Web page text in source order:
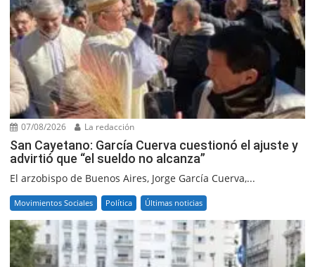
07/08/2026 La redacción
San Cayetano: García Cuerva cuestionó el ajuste y
advirtió que “el sueldo no alcanza”
El arzobispo de Buenos Aires, Jorge García Cuerva,...
Movimientos Sociales Política Últimas noticias